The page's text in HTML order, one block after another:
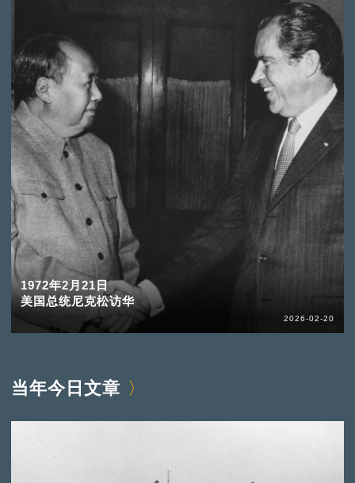
1972年2月21日
美国总统尼克松访华
2026-02-20
当年今日文章